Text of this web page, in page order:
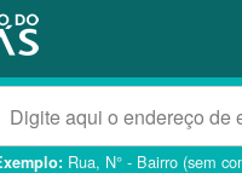
Rua, N° - Bairro (sem